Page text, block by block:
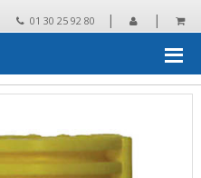
01 30 25 92 80 | |
pièces détachées et accessoires pour